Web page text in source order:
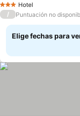
3 Estrellas
Hotel
/ Puntuación no
Elige fechas para